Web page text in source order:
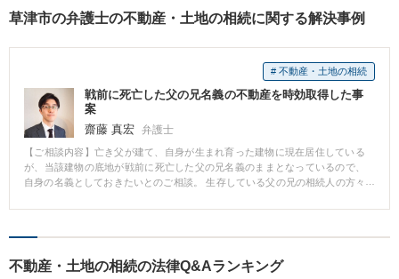
草津市の弁護士の不動産・土地の相続に関する解決事例
# 不動産・土地の相続
戦前に死亡した父の兄名義の不動産を時効取得した事
案
齋藤 真宏 弁護士
【ご相談内容】亡き父が建て、自身が生まれ育った建物に現在居住している
が、当該建物の底地が戦前に死亡した父の兄名義のままとなっているので、
自身の名義としておきたいとのご相談。 生存している父の兄の相続人の方々
命のすべての相続人の方々から時効取得することができ、底地の名義が依頼
決事例です。 こうした事案についてのご相談は多々ございますが、「ずっと
住んでいた」からといって時効取得ができるなどと一概に判断できるもので
不動産・土地の相続の法律Q&Aランキング